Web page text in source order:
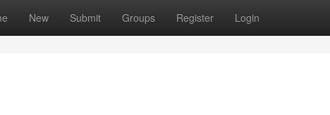
New Submit Groups Register Login